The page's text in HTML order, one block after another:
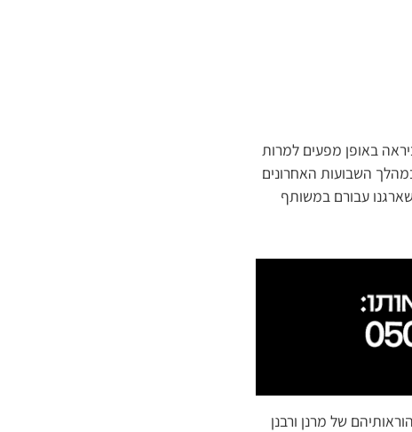
באופן מפעים למרות
השבועות האחרונים
עבורם במשותף
של מרנן ורבנן